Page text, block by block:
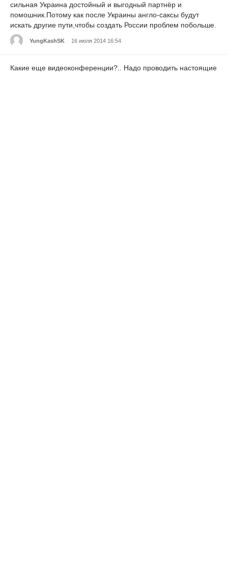
сильная Украина достойный и выгодный партнёр и
помошник.Потому как после Украины англо-саксы будут
искать другие пути,чтобы создать России проблем побольше.
YungKashSK 16 июля 2014 16:54
Какие еще видеоконференции?.. Надо проводить настоящие